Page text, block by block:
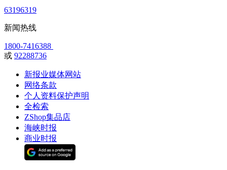
63196319
新闻热线
1800-7416388
或 92288736
新报业媒体网站
网络条款
个人资料保护声明
全检索
ZShop集品店
海峡时报
商业时报